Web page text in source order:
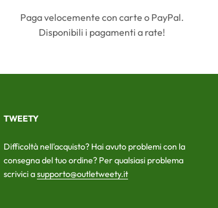
Paga velocemente con carte o PayPal.
Disponibili i pagamenti a rate!
TWEETY
Difficoltà nell'acquisto? Hai avuto problemi con la
consegna del tuo ordine? Per qualsiasi problema
scrivici asupporto@outletweety.it